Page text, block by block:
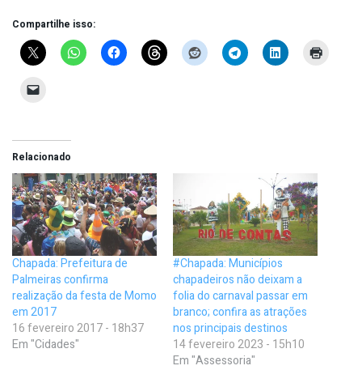
Compartilhe isso:
Relacionado
Chapada: Prefeitura de
Palmeiras confirma
realização da festa de Momo
em 2017
16 fevereiro 2017 - 18h37
Em "Cidades"
#Chapada: Municípios
chapadeiros não deixam a
folia do carnaval passar em
branco; confira as atrações
nos principais destinos
14 fevereiro 2023 - 15h10
Em "Assessoria"